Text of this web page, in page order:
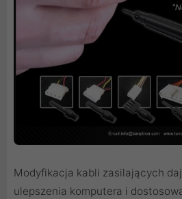
Modyfikacja kabli zasilających
ulepszenia komputera i